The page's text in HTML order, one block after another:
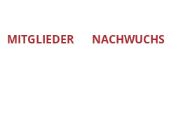
MITGLIEDER NACHWUCHS